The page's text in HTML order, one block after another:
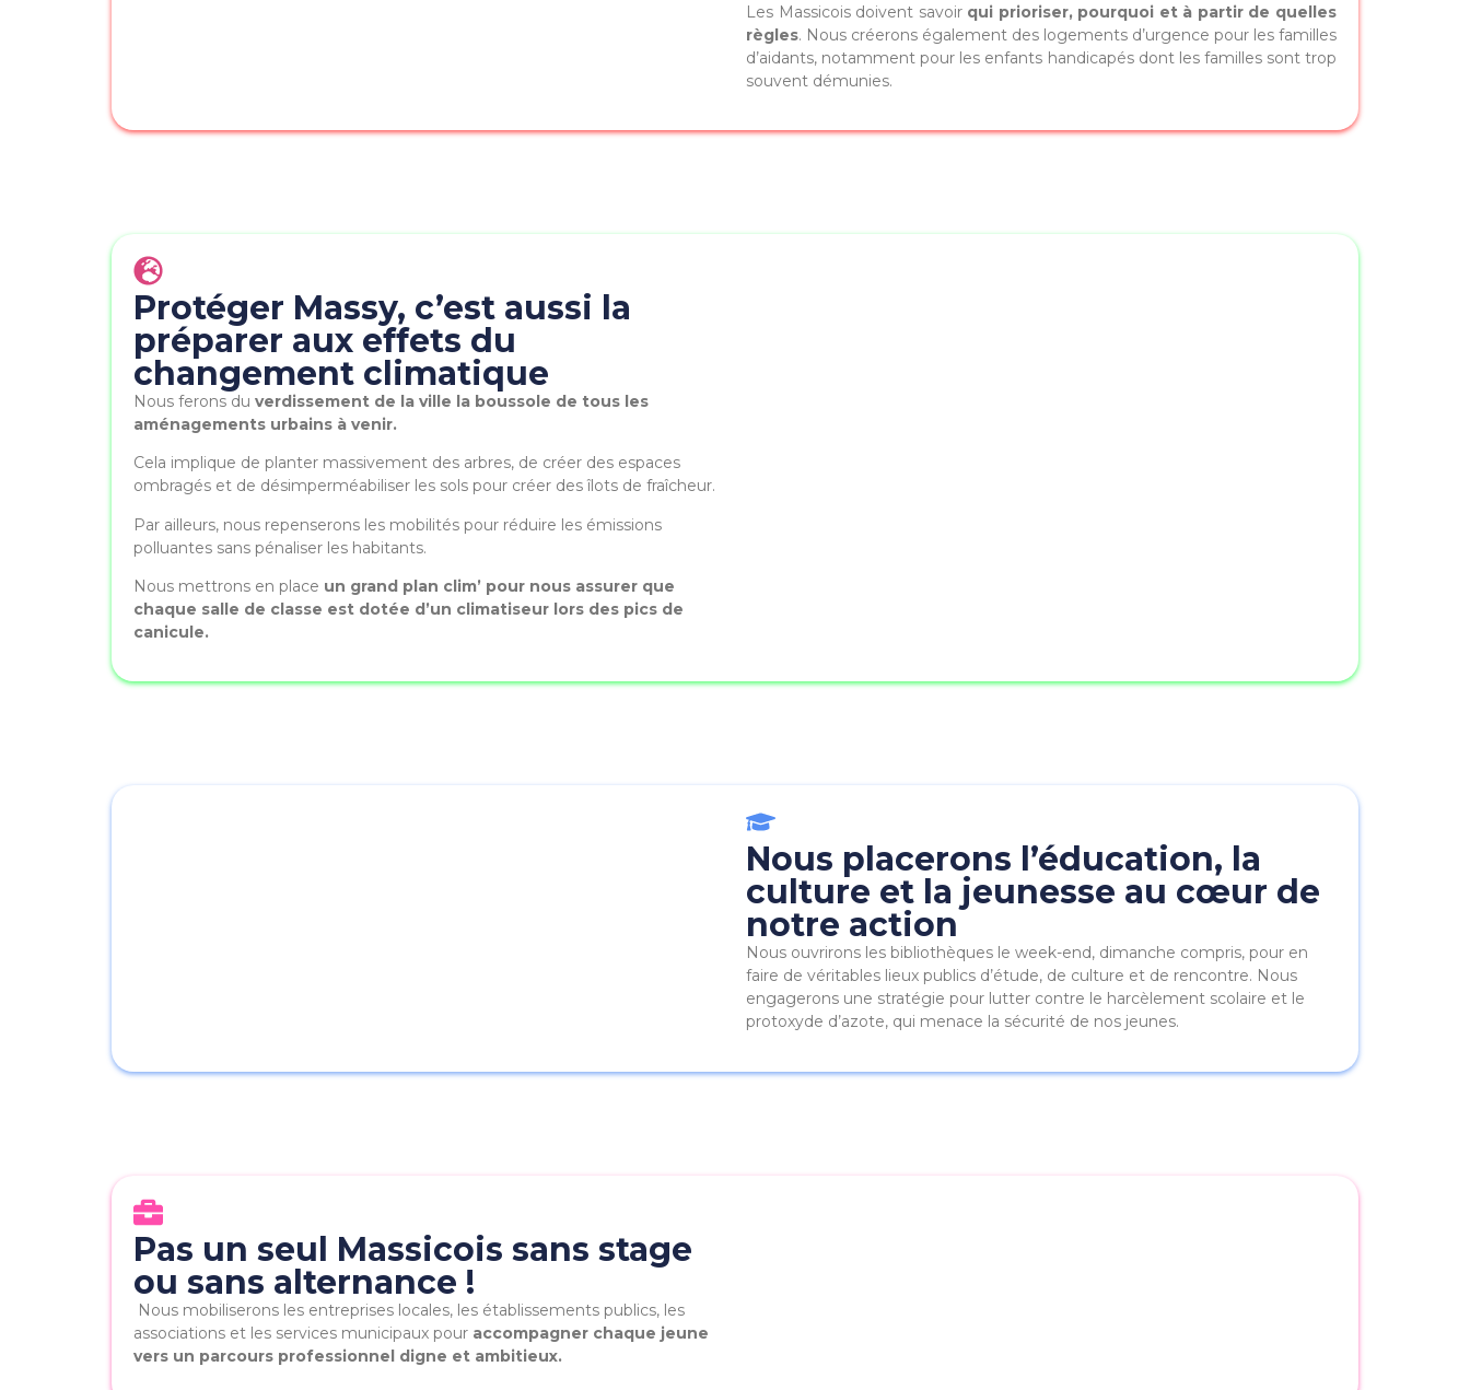
Les Massicois doivent savoir qui prioriser, pourquoi et à partir de quelles
règles. Nous créerons également des logements d’urgence pour les familles
d’aidants, notamment pour les enfants handicapés dont les familles sont trop
souvent démunies.
Protéger Massy, c’est aussi la
préparer aux effets du
changement climatique
Nous ferons du verdissement de la ville la boussole de tous les
aménagements urbains à venir.
Cela implique de planter massivement des arbres, de créer des espaces
ombragés et de désimperméabiliser les sols pour créer des îlots de fraîcheur.
Par ailleurs, nous repenserons les mobilités pour réduire les émissions
polluantes sans pénaliser les habitants.
Nous mettrons en place un grand plan clim’ pour nous assurer que
chaque salle de classe est dotée d’un climatiseur lors des pics de
canicule.
Nous placerons l’éducation, la
culture et la jeunesse au cœur de
notre action
Nous ouvrirons les bibliothèques le week-end, dimanche compris, pour en
faire de véritables lieux publics d’étude, de culture et de rencontre. Nous
engagerons une stratégie pour lutter contre le harcèlement scolaire et le
protoxyde d’azote, qui menace la sécurité de nos jeunes.
Pas un seul Massicois sans stage
ou sans alternance !
Nous mobiliserons les entreprises locales, les établissements publics, les
associations et les services municipaux pour accompagner chaque jeune
vers un parcours professionnel digne et ambitieux.